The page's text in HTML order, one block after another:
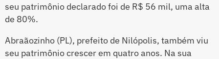
seu patrimônio declarado foi de R$ 56 mil, uma alta
de 80%.
Abraãozinho (PL), prefeito de Nilópolis, também viu
seu patrimônio crescer em quatro anos. Na sua